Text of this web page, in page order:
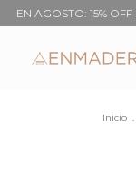
15% OFF EN
Inicio .